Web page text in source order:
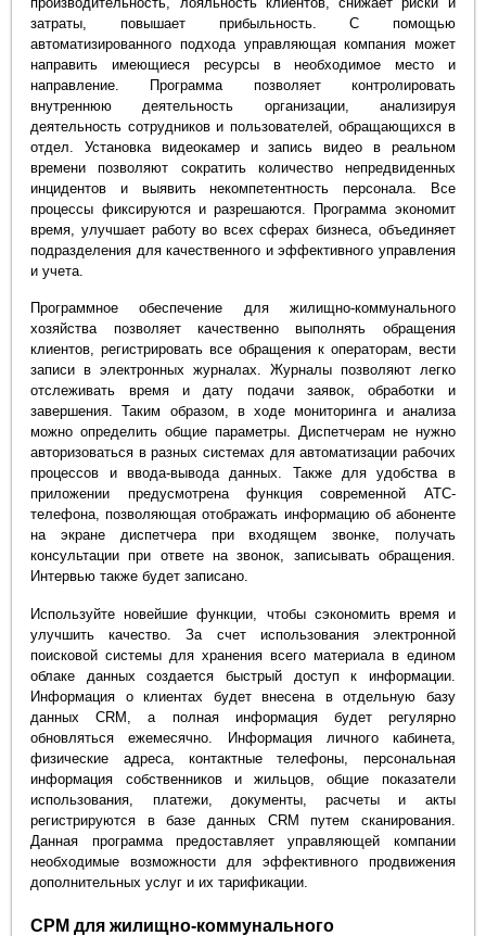
затраты, повышает прибыльность. С помощью
автоматизированного подхода управляющая компания может
направить имеющиеся ресурсы в необходимое место и
направление. Программа позволяет контролировать
внутреннюю деятельность организации, анализируя
деятельность сотрудников и пользователей, обращающихся в
отдел. Установка видеокамер и запись видео в реальном
времени позволяют сократить количество непредвиденных
инцидентов и выявить некомпетентность персонала. Все
процессы фиксируются и разрешаются. Программа экономит
время, улучшает работу во всех сферах бизнеса, объединяет
подразделения для качественного и эффективного управления
и учета.
Программное обеспечение для жилищно-коммунального
хозяйства позволяет качественно выполнять обращения
клиентов, регистрировать все обращения к операторам, вести
записи в электронных журналах. Журналы позволяют легко
отслеживать время и дату подачи заявок, обработки и
завершения. Таким образом, в ходе мониторинга и анализа
можно определить общие параметры. Диспетчерам не нужно
авторизоваться в разных системах для автоматизации рабочих
процессов и ввода-вывода данных. Также для удобства в
приложении предусмотрена функция современной АТС-
телефона, позволяющая отображать информацию об абоненте
на экране диспетчера при входящем звонке, получать
консультации при ответе на звонок, записывать обращения.
Интервью также будет записано.
Используйте новейшие функции, чтобы сэкономить время и
улучшить качество. За счет использования электронной
поисковой системы для хранения всего материала в едином
облаке данных создается быстрый доступ к информации.
Информация о клиентах будет внесена в отдельную базу
данных CRM, а полная информация будет регулярно
обновляться ежемесячно. Информация личного кабинета,
физические адреса, контактные телефоны, персональная
информация собственников и жильцов, общие показатели
использования, платежи, документы, расчеты и акты
регистрируются в базе данных CRM путем сканирования.
Данная программа предоставляет управляющей компании
необходимые возможности для эффективного продвижения
дополнительных услуг и их тарификации.
СРМ для жилищно-коммунального